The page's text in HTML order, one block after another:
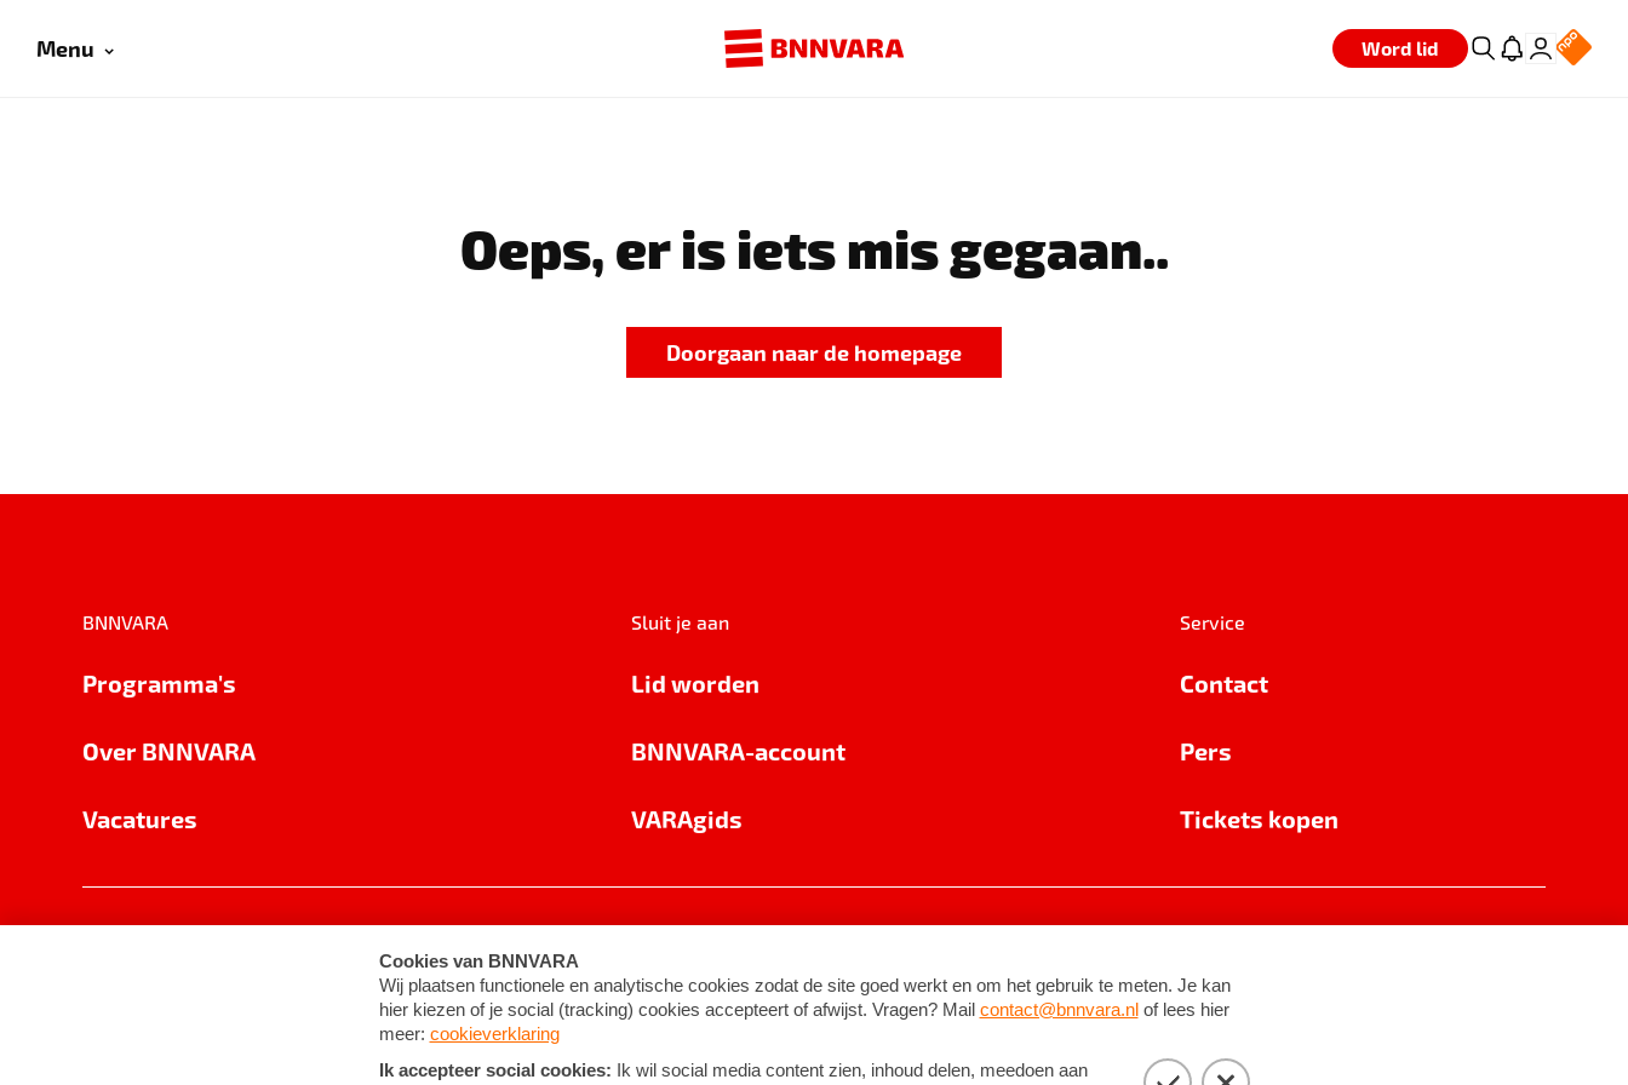
Menu Word lid
Oeps, er is iets mis gegaan..
Doorgaan naar de homepage
BNNVARA
Programma's
Over BNNVARA
Vacatures
Sluit je aan
Lid worden
BNNVARA-account
VARAgids
Service
Contact
Pers
Tickets kopen
Cookie-instellingen Algemene voorwaarden ©2026BNNVARA